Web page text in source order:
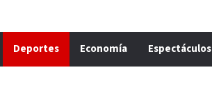
Deportes Economía Espectáculos